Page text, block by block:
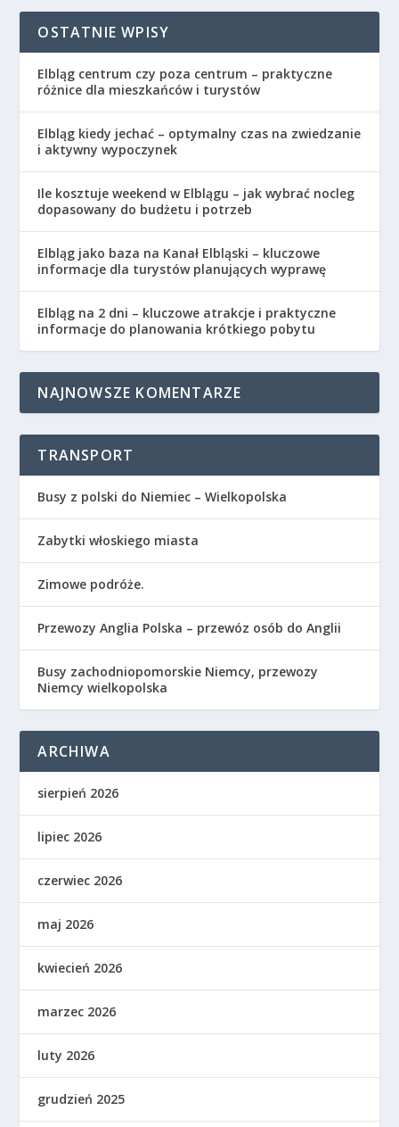
OSTATNIE WPISY
Elbląg centrum czy poza centrum – praktyczne
różnice dla mieszkańców i turystów
Elbląg kiedy jechać – optymalny czas na zwiedzanie
i aktywny wypoczynek
Ile kosztuje weekend w Elblągu – jak wybrać nocleg
dopasowany do budżetu i potrzeb
Elbląg jako baza na Kanał Elbląski – kluczowe
informacje dla turystów planujących wyprawę
Elbląg na 2 dni – kluczowe atrakcje i praktyczne
informacje do planowania krótkiego pobytu
NAJNOWSZE KOMENTARZE
TRANSPORT
Busy z polski do Niemiec – Wielkopolska
Zabytki włoskiego miasta
Zimowe podróże.
Przewozy Anglia Polska – przewóz osób do Anglii
Busy zachodniopomorskie Niemcy, przewozy
Niemcy wielkopolska
ARCHIWA
sierpień 2026
lipiec 2026
czerwiec 2026
maj 2026
kwiecień 2026
marzec 2026
luty 2026
grudzień 2025